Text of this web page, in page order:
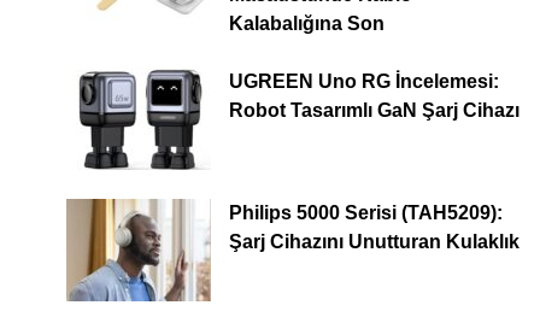
Kalabalığına Son
UGREEN Uno RG İncelemesi:
Robot Tasarımlı GaN Şarj Cihazı
Philips 5000 Serisi (TAH5209):
Şarj Cihazını Unutturan Kulaklık